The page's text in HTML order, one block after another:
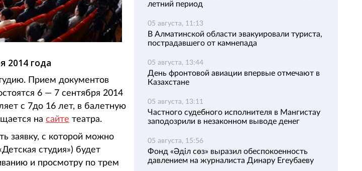
2014 года
Прием документов
6 — 7 сентября 2014
с 7до 16 лет, в балетную
на сайте театра.
заявку, с которой можно
студия») будет
и просмотру по трем
летний период
05 августа, 11:13
В Алматинской области эвакуировали туриста,
пострадавшего от камнепада
05 августа, 13:44
День фронтовой авиации впервые отмечают в
Казахстане
05 августа, 13:11
Частного судебного исполнителя в Мангистау
заподозрили в незаконном выводе денег
05 августа, 15:56
Фонд «Әділ сөз» выразил обеспокоенность
давлением на журналиста Динару Егеубаеву